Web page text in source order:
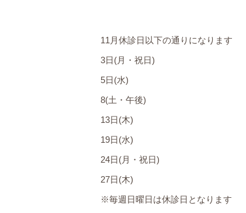
11月休診日以下の通りになります
3日(月・祝日)
5日(水)
8(土・午後)
13日(木)
19日(水)
24日(月・祝日)
27日(木)
※毎週日曜日は休診日となります